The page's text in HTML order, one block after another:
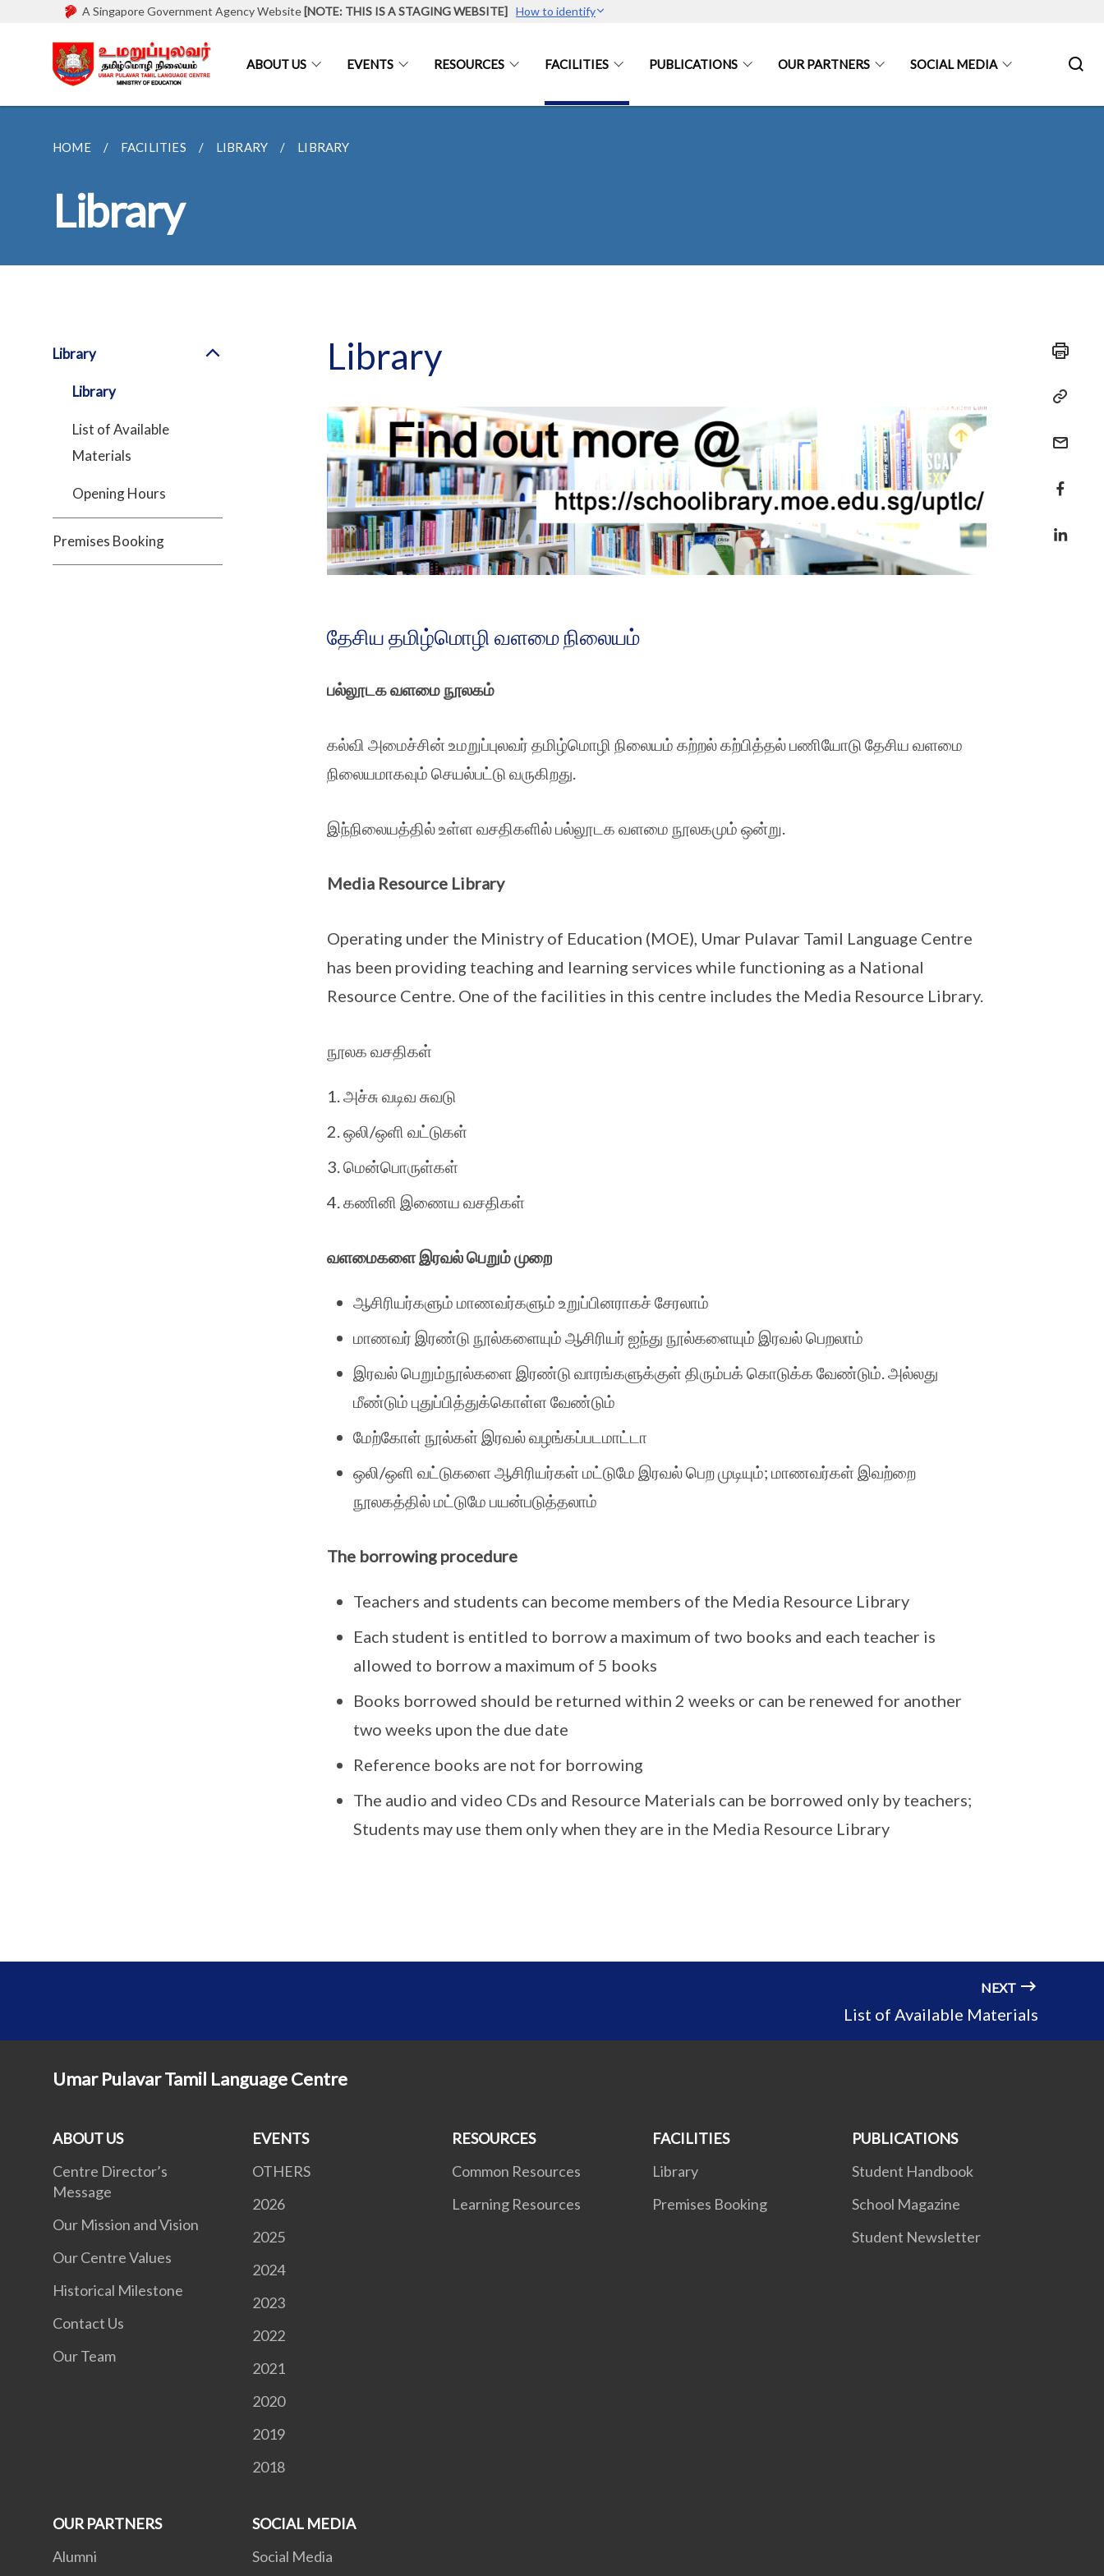
A Singapore Government Agency Website [NOTE: THIS IS A STAGING WEBSITE] How to identify
ABOUT US EVENTS RESOURCES FACILITIES PUBLICATIONS OUR PARTNERS SOCIAL MEDIA
HOME FACILITIES LIBRARY LIBRARY
Library
Library
Library
List of Available
Materials
Opening Hours
Premises Booking
Library
தேசிய தமிழ்மொழி வளமை நிலையம்
பல்லூடக வளமை நூலகம்
கல்வி அமைச்சின் உமறுப்புலவர் தமிழ்மொழி நிலையம் கற்றல் கற்பித்தல் பணியோடு தேசிய வளமை
நிலையமாகவும் செயல்பட்டு வருகிறது.
இந்நிலையத்தில் உள்ள வசதிகளில் பல்லூடக வளமை நூலகமும் ஒன்று.
Media Resource Library
Operating under the Ministry of Education (MOE), Umar Pulavar Tamil Language Centre
has been providing teaching and learning services while functioning as a National
Resource Centre. One of the facilities in this centre includes the Media Resource Library.
நூலக வசதிகள்
அச்சு வடிவ சுவடு
ஒலி/ஒளி வட்டுகள்
மென்பொருள்கள்
கணினி இணைய வசதிகள்
வளமைகளை இரவல் பெறும் முறை
ஆசிரியர்களும் மாணவர்களும் உறுப்பினராகச் சேரலாம்
மாணவர் இரண்டு நூல்களையும் ஆசிரியர் ஐந்து நூல்களையும் இரவல் பெறலாம்
இரவல் பெறும்நூல்களை இரண்டு வாரங்களுக்குள் திரும்பக் கொடுக்க வேண்டும். அல்லது
மீண்டும் புதுப்பித்துக்கொள்ள வேண்டும்
மேற்கோள் நூல்கள் இரவல் வழங்கப்படமாட்டா
ஒலி/ஒளி வட்டுகளை ஆசிரியர்கள் மட்டுமே இரவல் பெற முடியும்; மாணவர்கள் இவற்றை
நூலகத்தில் மட்டுமே பயன்படுத்தலாம்
The borrowing procedure
Teachers and students can become members of the Media Resource Library
Each student is entitled to borrow a maximum of two books and each teacher is
allowed to borrow a maximum of 5 books
Books borrowed should be returned within 2 weeks or can be renewed for another
two weeks upon the due date
Reference books are not for borrowing
The audio and video CDs and Resource Materials can be borrowed only by teachers;
Students may use them only when they are in the Media Resource Library
NEXT
List of Available Materials
Umar Pulavar Tamil Language Centre
ABOUT US
Centre Director’s
Message
Our Mission and Vision
Our Centre Values
Historical Milestone
Contact Us
Our Team
EVENTS
OTHERS
2026
2025
2024
2023
2022
2021
2020
2019
2018
RESOURCES
Common Resources
Learning Resources
FACILITIES
Library
Premises Booking
PUBLICATIONS
Student Handbook
School Magazine
Student Newsletter
OUR PARTNERS
Alumni
SOCIAL MEDIA
Social Media